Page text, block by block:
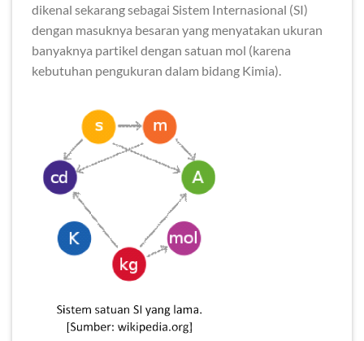
dikenal sekarang sebagai Sistem Internasional (SI)
dengan masuknya besaran yang menyatakan ukuran
banyaknya partikel dengan satuan mol (karena
kebutuhan pengukuran dalam bidang Kimia).